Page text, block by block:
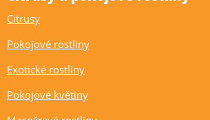
Citrusy
Pokojové rostliny
Exotické rostliny
Pokojové květiny